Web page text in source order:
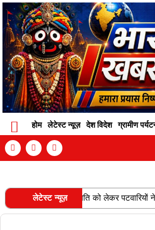
होम लेटेस्ट न्यूज़ देश विदेश ग्रामीण
लेटेस्ट न्यूज़
और वेतन विसंगति को लेकर पटवारियों ने खोला
RECENT POSTS